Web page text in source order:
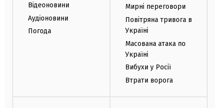
Відеоновини
Аудіоновини
Погода
Мирні переговори
Повітряна тривога в
Україні
Масована атака по
Україні
Вибухи у Росії
Втрати ворога